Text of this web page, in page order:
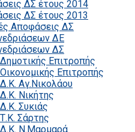
ΔΣ έτους 2014
ΔΣ έτους 2013
Αποφάσεις ΔΣ
ΔΕ
ΔΣ
Επιτροπής
Επιτροπής
Αγ.Νικολάου
Νικήτης
Συκιάς
Σάρτης
Ν.Μαρμαρά